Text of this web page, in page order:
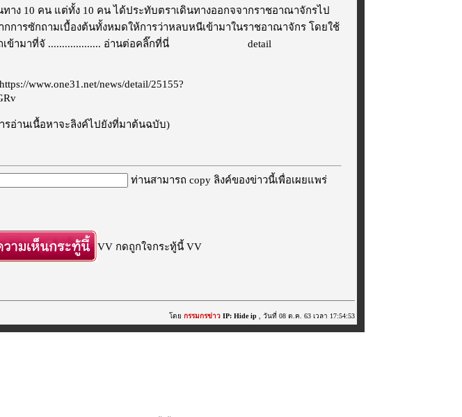
าง 10 คน แต่ทั้ง 10 คน ได้ประทับตราเดินทางออกจจากราชอาณาจักรไป
การซักถามเบื้องต้นทั้งหมดให้การว่าหลบหนีเข้ามาในราชอาณาจักร โดยใช้
ข้ามาที่จั ................... อ่านต่อคลิ๊กที่นี่ detail
https://www.one31.net/news/detail/25155?
รอ่านเนื้อหาจะลิงค์ไปยังที่มาต้นฉบับ)
ท่านสามารถ copy ลิงค์ของข่าวนี้เพื่อเผยแพร่
VV กดถูกใจกระทู้นี้ VV
โดย กรรมกรข่าว IP: Hide ip , วันที่ 08 ต.ค. 63 เวลา 17:54:53